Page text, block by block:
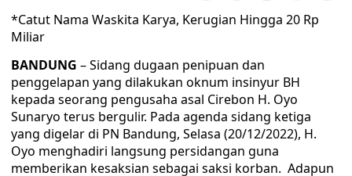
*Catut Nama Waskita Karya, Kerugian Hingga 20 Rp
Miliar
BANDUNG – Sidang dugaan penipuan dan
penggelapan yang dilakukan oknum insinyur BH
kepada seorang pengusaha asal Cirebon H. Oyo
Sunaryo terus bergulir. Pada agenda sidang ketiga
yang digelar di PN Bandung, Selasa (20/12/2022), H.
Oyo menghadiri langsung persidangan guna
memberikan kesaksian sebagai saksi korban. Adapun